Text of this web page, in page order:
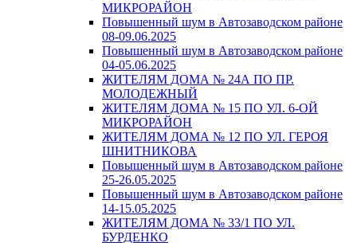
МИКРОРАЙОН
Повышенный шум в Автозаводском районе
08-09.06.2025
Повышенный шум в Автозаводском районе
04-05.06.2025
ЖИТЕЛЯМ ДОМА № 24А ПО ПР.
МОЛОДЕЖНЫЙ
ЖИТЕЛЯМ ДОМА № 15 ПО УЛ. 6-ОЙ
МИКРОРАЙОН
ЖИТЕЛЯМ ДОМА № 12 ПО УЛ. ГЕРОЯ
ШНИТНИКОВА
Повышенный шум в Автозаводском районе
25-26.05.2025
Повышенный шум в Автозаводском районе
14-15.05.2025
ЖИТЕЛЯМ ДОМА № 33/1 ПО УЛ.
БУРДЕНКО